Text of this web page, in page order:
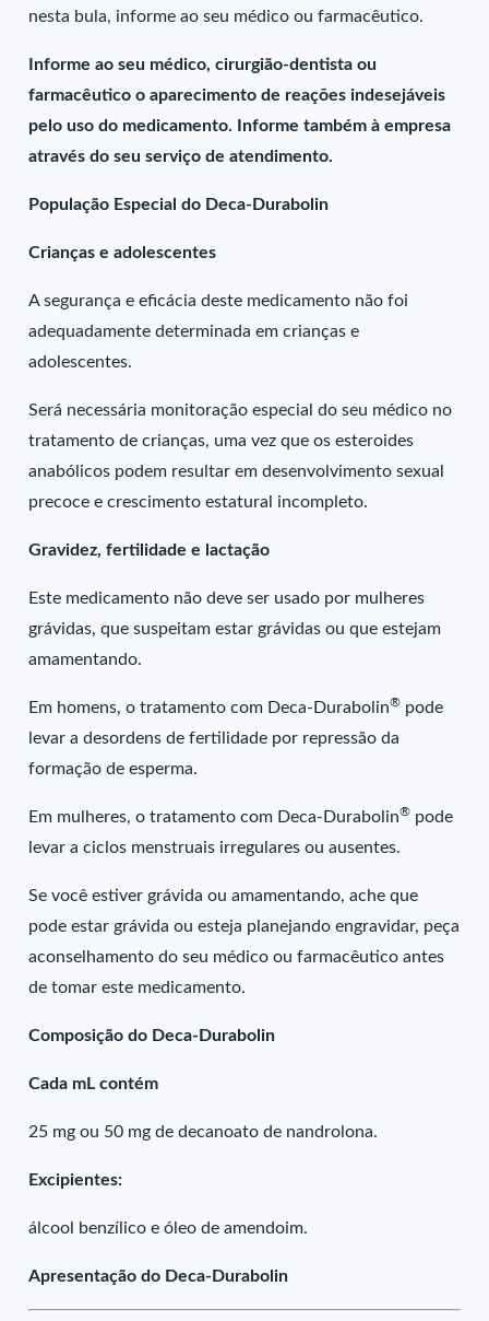
nesta bula, informe ao seu médico ou farmacêutico.
Informe ao seu médico, cirurgião-dentista ou
farmacêutico o aparecimento de reações indesejáveis
pelo uso do medicamento. Informe também à empresa
através do seu serviço de atendimento.
População Especial do Deca-Durabolin
Crianças e adolescentes
A segurança e eficácia deste medicamento não foi
adequadamente determinada em crianças e
adolescentes.
Será necessária monitoração especial do seu médico no
tratamento de crianças, uma vez que os esteroides
anabólicos podem resultar em desenvolvimento sexual
precoce e crescimento estatural incompleto.
Gravidez, fertilidade e lactação
Este medicamento não deve ser usado por mulheres
grávidas, que suspeitam estar grávidas ou que estejam
amamentando.
Em homens, o tratamento com Deca-Durabolin® pode
levar a desordens de fertilidade por repressão da
formação de esperma.
Em mulheres, o tratamento com Deca-Durabolin® pode
levar a ciclos menstruais irregulares ou ausentes.
Se você estiver grávida ou amamentando, ache que
pode estar grávida ou esteja planejando engravidar, peça
aconselhamento do seu médico ou farmacêutico antes
de tomar este medicamento.
Composição do Deca-Durabolin
Cada mL contém
25 mg ou 50 mg de decanoato de nandrolona.
Excipientes:
álcool benzílico e óleo de amendoim.
Apresentação do Deca-Durabolin